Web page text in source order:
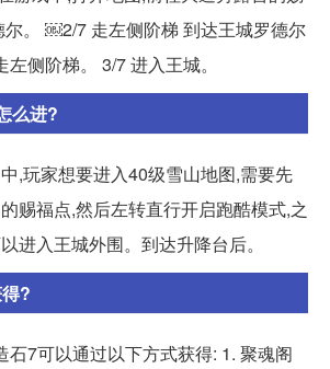
尔。 ￼2/7 走左侧阶梯 到达王城罗德尔
侧阶梯。 3/7 进入王城。
么进?
,玩家想要进入40级雪山地图,需要先
赐福点,然后左转直行开启跑酷模式,之
进入王城外围。到达升降台后。
?
石7可以通过以下方式获得: 1. 聚魂阁